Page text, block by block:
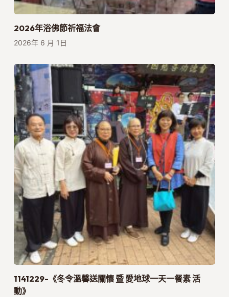
2026年浴佛節祈福法會
2026年 6 月 1日
1141229-《冬令溫馨送關懷 暨 愛地球一天一餐素 活
動》